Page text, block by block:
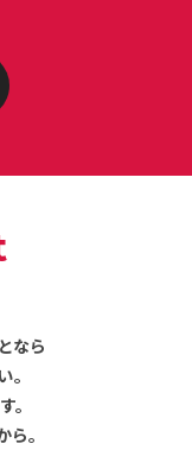
なら
。
。
ら。